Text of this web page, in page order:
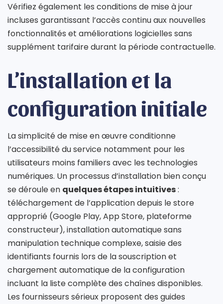
Vérifiez également les conditions de mise à jour
incluses garantissant l’accès continu aux nouvelles
fonctionnalités et améliorations logicielles sans
supplément tarifaire durant la période contractuelle.
L’installation et la
configuration initiale
La simplicité de mise en œuvre conditionne
l’accessibilité du service notamment pour les
utilisateurs moins familiers avec les technologies
numériques. Un processus d’installation bien conçu
se déroule en quelques étapes intuitives:
téléchargement de l’application depuis le store
approprié (Google Play, App Store, plateforme
constructeur), installation automatique sans
manipulation technique complexe, saisie des
identifiants fournis lors de la souscription et
chargement automatique de la configuration
incluant la liste complète des chaînes disponibles.
Les fournisseurs sérieux proposent des guides